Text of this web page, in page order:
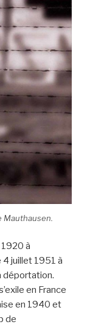
Mauthausen.
à
juillet 1951 à
déportation.
en France
en 1940 et
de